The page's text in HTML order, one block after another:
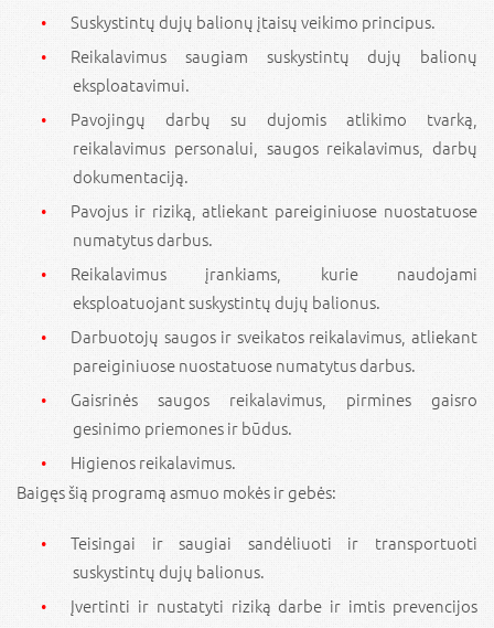
Suskystintų dujų balionų įtaisų veikimo principus.
Reikalavimus saugiam suskystintų dujų balionų
eksploatavimui.
Pavojingų darbų su dujomis atlikimo tvarką,
reikalavimus personalui, saugos reikalavimus, darbų
dokumentaciją.
Pavojus ir riziką, atliekant pareiginiuose nuostatuose
numatytus darbus.
Reikalavimus įrankiams, kurie naudojami
eksploatuojant suskystintų dujų balionus.
Darbuotojų saugos ir sveikatos reikalavimus, atliekant
pareiginiuose nuostatuose numatytus darbus.
Gaisrinės saugos reikalavimus, pirmines gaisro
gesinimo priemones ir būdus.
Higienos reikalavimus.
Baigęs šią programą asmuo mokės ir gebės:
Teisingai ir saugiai sandėliuoti ir transportuoti
suskystintų dujų balionus.
Įvertinti ir nustatyti riziką darbe ir imtis prevencijos